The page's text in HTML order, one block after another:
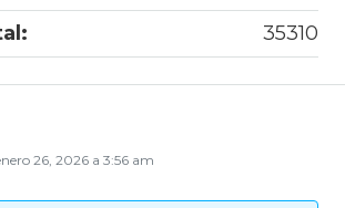
35310
26, 2026 a 3:56 am